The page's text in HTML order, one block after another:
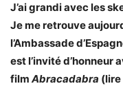
J’ai grandi avec les
Je me retrouve
l’Ambassade
est l’invité d’honneur
film Abracadabra (lire